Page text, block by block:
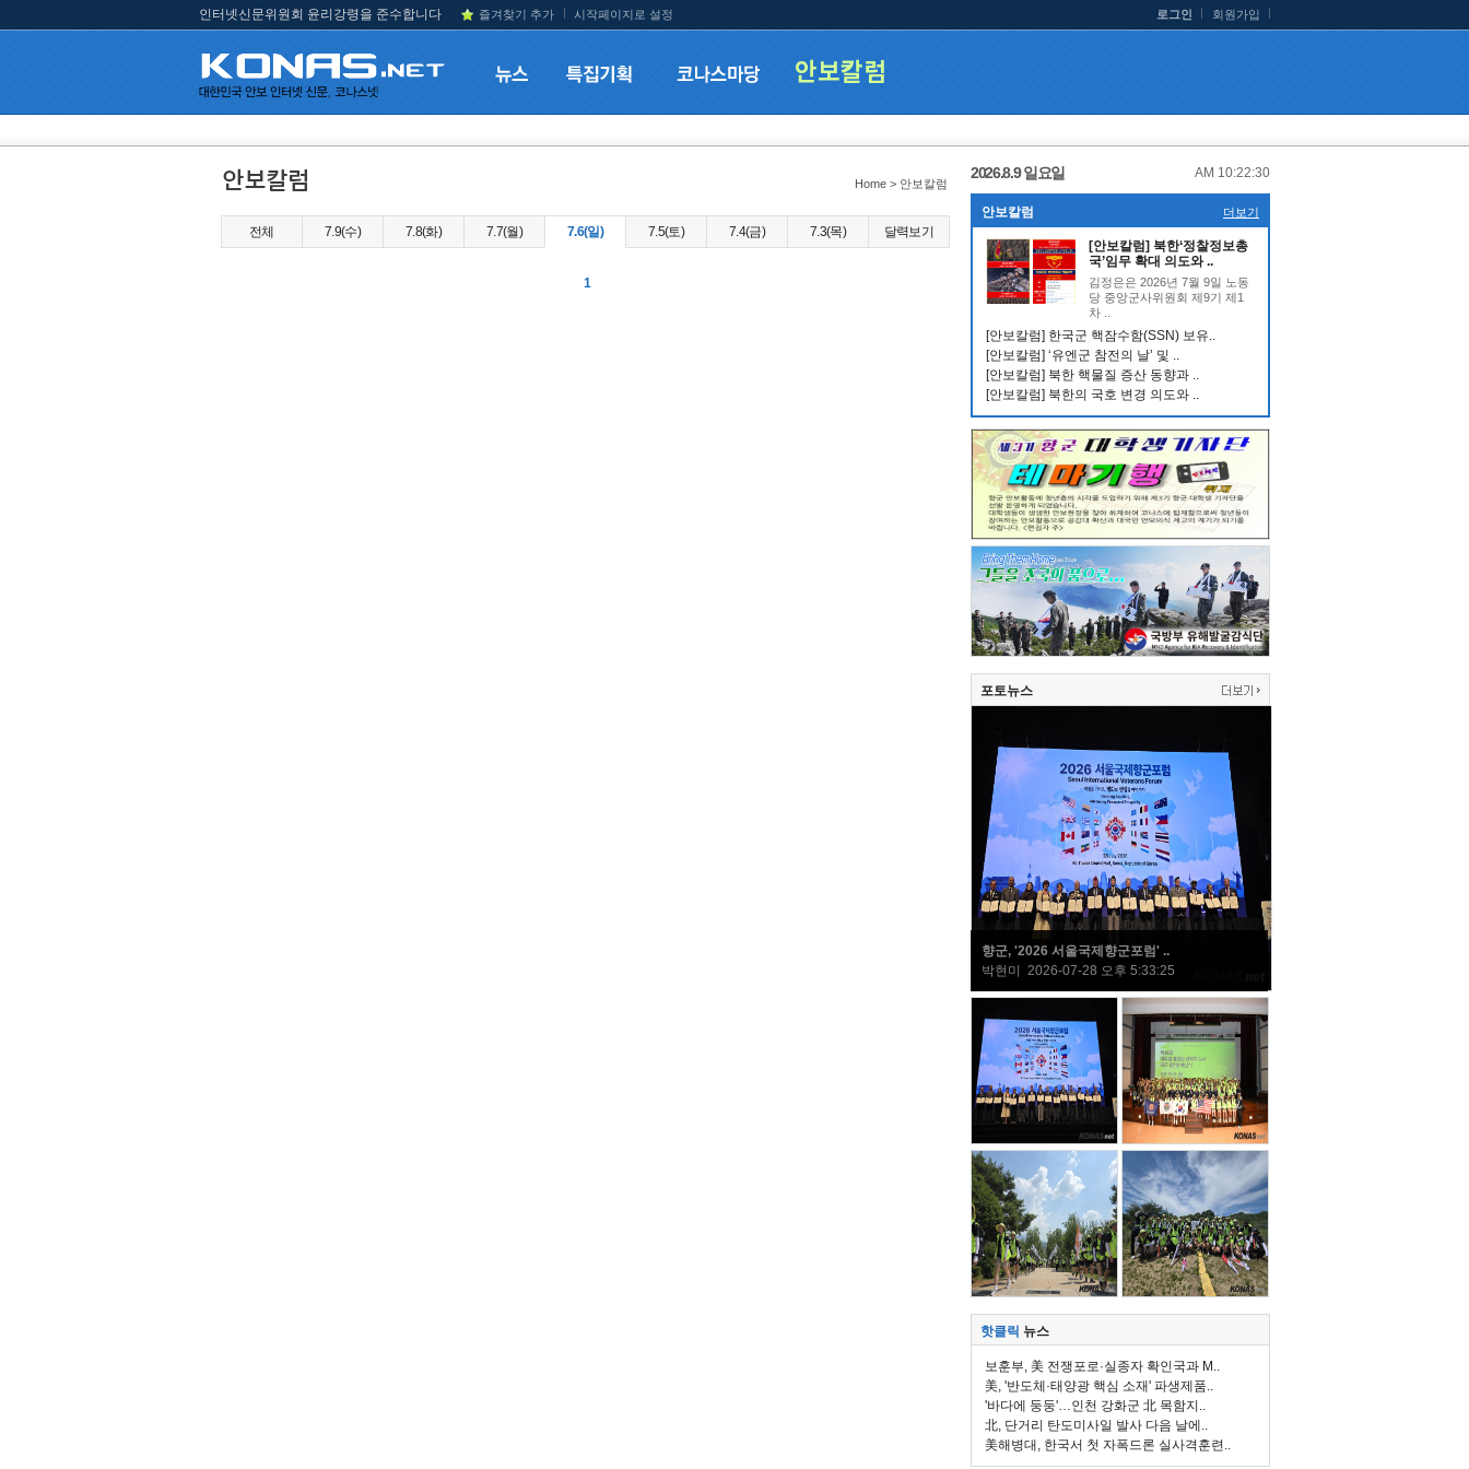
인터넷신문위원회 윤리강령을 준수합니다 즐겨찾기 추가 시작페이지로 설정 로그인 회원가입
Home > 안보칼럼
전체 7.9(수) 7.8(화) 7.7(월) 7.6(일) 7.5(토) 7.4(금) 7.3(목) 달력보기
1
2026.8.9 일요일 AM 10:22:31
안보칼럼 더보기
[안보칼럼] 북한‘정찰정보총
국’임무 확대 의도와 ..
김정은은 2026년 7월 9일 노동
당 중앙군사위원회 제9기 제1
차 ..
[안보칼럼] 한국군 핵잠수함(SSN) 보유..
[안보칼럼] ‘유엔군 참전의 날’ 및 ..
[안보칼럼] 북한 핵물질 증산 동향과 ..
[안보칼럼] 북한의 국호 변경 의도와 ..
포토뉴스
향군, '2026 서울국제향군포럼' ..
박현미 2026-07-28 오후 5:33:25
핫클릭 뉴스
보훈부, 美 전쟁포로·실종자 확인국과 M..
美, '반도체·태양광 핵심 소재' 파생제품..
'바다에 둥둥'…인천 강화군 北 목함지..
北, 단거리 탄도미사일 발사 다음 날에..
美해병대, 한국서 첫 자폭드론 실사격훈련..